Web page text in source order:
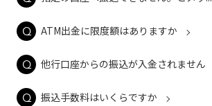
ATM出金に限度額はありますか
他行口座からの振込が入金されません
振込手数料はいくらですか